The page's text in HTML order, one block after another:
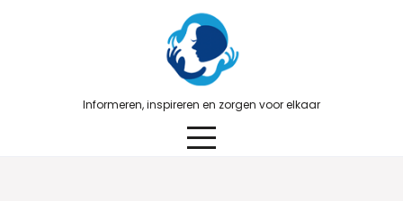
Informeren, inspireren en zorgen voor elkaar